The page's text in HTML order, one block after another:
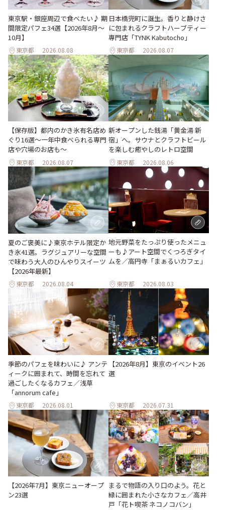
東京駅・銀座周辺で食べたい♪ 期
間限定パフェ34選【2026年8月～
10月】
東京都 2026.08.08
日本橋兜町に誕生。香りと静けさ
に包まれるクラフトハーブティー
専門店「TYNK Kabutocho」
東京都 2026.08.07
【保存版】都内のかき氷有名店め
ぐり16選～一年中食べられる専門
店や穴場のお店も～
東京都 2026.08.07
新オープンした銭湯「黄金湯 新
宿」へ。サウナとクラフトビール
を楽しむ癒やしのレトロ空間
東京都 2026.08.06
夏のご褒美に♪東京ホテル限定か
き氷41選。ラグジュアリーな空間
で味わう大人のひんやりスイーツ
【2026年最新】
東京都 2026.08.04
地元野菜をたっぷり使ったメニュ
ーも♪アート空間でくつろぎタイ
ムを／高円寺「まぁるいカフェ」
東京都 2026.08.03
季節のパフェを味わいに♪ アンテ
ィークに囲まれて、時間を忘れて
過ごしたくなるカフェ／浅草
「annorum cafe」
東京都 2026.08.01
【2026年8月】東京のイベント26
選
東京都 2026.07.31
【2026年7月】東京ニューオープ
ン23選
まるで物語の入り口のよう。花と
緑に囲まれた小さなカフェ／高井
戸「花ト喫茶 ネコノコバン」